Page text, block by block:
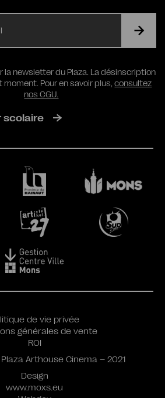
RGPD
la newsletter du Plaza. La désinscription
Pour en savoir plus,consultez
nos CGU.
scolaire
Design
www.moxs.eu
de vie privée
générales de vente
ROI
Arthouse Cinema – 2021